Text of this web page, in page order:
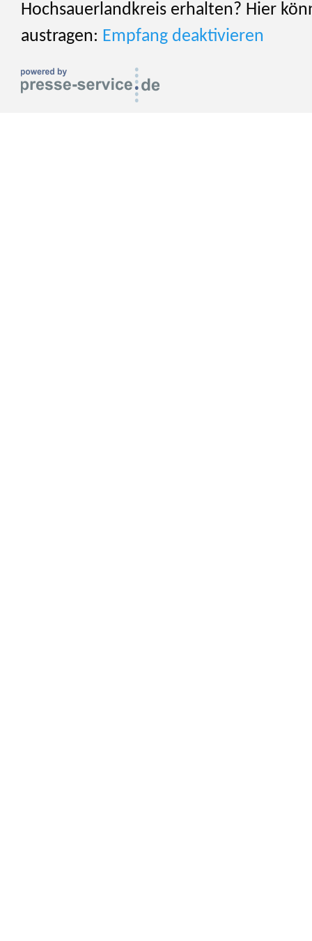
Hochsauerlandkreis erhalten? Hier
austragen: Empfang deaktivieren